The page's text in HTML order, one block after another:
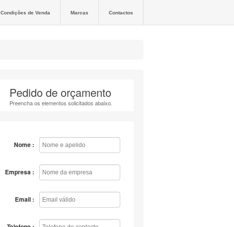
Condições de Venda Marcas Contactos
Pedido de orçamento
Preencha os elementos solicitados abaixo.
Nome :
Empresa :
Email :